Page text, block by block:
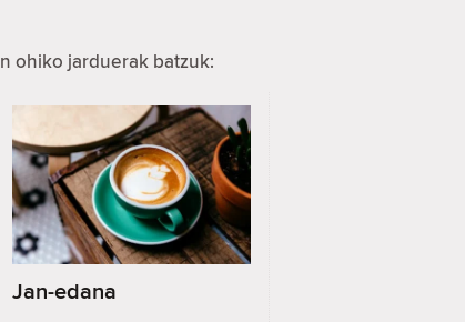
ohiko jarduerak batzuk:
Jan-edana